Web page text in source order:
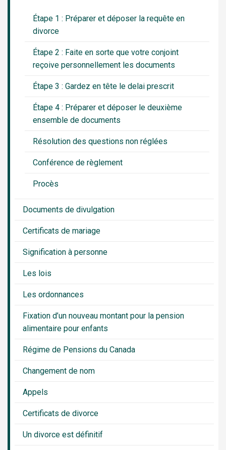
Étape 1 : Préparer et déposer la requête en
divorce
Étape 2 : Faite en sorte que votre conjoint
reçoive personnellement les documents
Étape 3 : Gardez en tête le delai prescrit
Étape 4 : Préparer et déposer le deuxième
ensemble de documents
Résolution des questions non réglées
Conférence de règlement
Procès
Documents de divulgation
Certificats de mariage
Signification à personne
Les lois
Les ordonnances
Fixation d’un nouveau montant pour la pension
alimentaire pour enfants
Régime de Pensions du Canada
Changement de nom
Appels
Certificats de divorce
Un divorce est définitif